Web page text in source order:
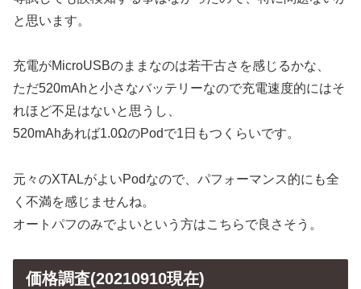
と思います。
充電がMicroUSBのままなのは若干古さを感じるかな、
ただ520mAhと小さなバッテリーなので充電速度的にはそ
れほど不足はないと思うし、
520mAhあれば1.0ΩのPodで1日もつくらいです。
元々のXTALがよいPodなので、パフォーマンス的にも全
く不満を感じませんね。
オートパフのみでよいという方はこちらで良さそう。
価格調査(20210910現在)